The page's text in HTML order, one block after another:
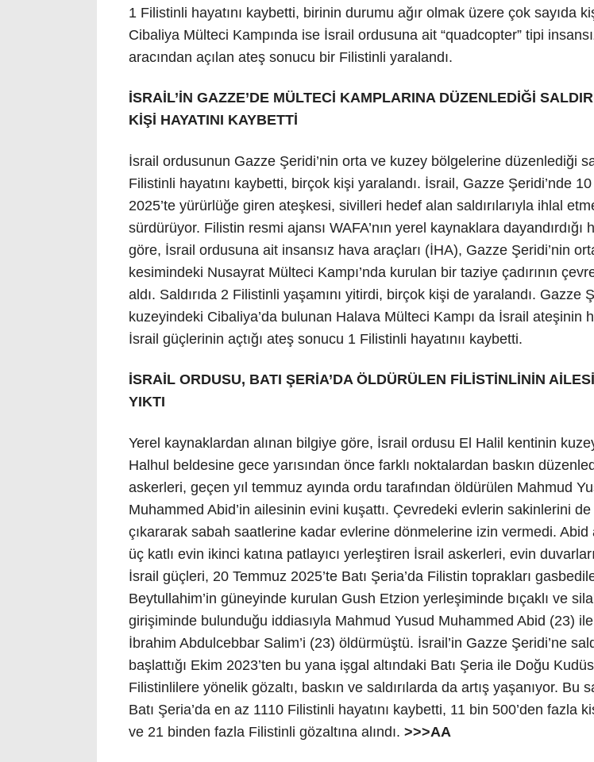
1 Filistinli hayatını kaybetti, birinin durumu ağır olmak üzere çok sayıda
Cibaliya Mülteci Kampında ise İsrail ordusuna ait “quadcopter” tipi
aracından açılan ateş sonucu bir Filistinli yaralandı.
İSRAİL’İN GAZZE’DE MÜLTECİ KAMPLARINA DÜZENLEDİĞİ
KİŞİ HAYATINI KAYBETTİ
İsrail ordusunun Gazze Şeridi’nin orta ve kuzey bölgelerine düzenlediği
Filistinli hayatını kaybetti, birçok kişi yaralandı. İsrail, Gazze Şeridi’nde
2025’te yürürlüğe giren ateşkesi, sivilleri hedef alan saldırılarıyla ihlal
sürdürüyor. Filistin resmi ajansı WAFA’nın yerel kaynaklara dayandırdığı
göre, İsrail ordusuna ait insansız hava araçları (İHA), Gazze Şeridi’nin
kesimindeki Nusayrat Mülteci Kampı’nda kurulan bir taziye çadırının
aldı. Saldırıda 2 Filistinli yaşamını yitirdi, birçok kişi de yaralandı. Gazze
kuzeyindeki Cibaliya’da bulunan Halava Mülteci Kampı da İsrail ateşinin
İsrail güçlerinin açtığı ateş sonucu 1 Filistinli hayatınıı kaybetti.
İSRAİL ORDUSU, BATI ŞERİA’DA ÖLDÜRÜLEN FİLİSTİNLİNİN
YIKTI
Yerel kaynaklardan alınan bilgiye göre, İsrail ordusu El Halil kentinin
Halhul beldesine gece yarısından önce farklı noktalardan baskın
askerleri, geçen yıl temmuz ayında ordu tarafından öldürülen Mahmud
Muhammed Abid’in ailesinin evini kuşattı. Çevredeki evlerin sakinlerini de
çıkararak sabah saatlerine kadar evlerine dönmelerine izin vermedi. Abid
üç katlı evin ikinci katına patlayıcı yerleştiren İsrail askerleri, evin
İsrail güçleri, 20 Temmuz 2025’te Batı Şeria’da Filistin toprakları
Beytullahim’in güneyinde kurulan Gush Etzion yerleşiminde bıçaklı ve
girişiminde bulunduğu iddiasıyla Mahmud Yusud Muhammed Abid​​​​​​​ (23)
İbrahim Abdulcebbar Salim’i (23) öldürmüştü. İsrail’in Gazze Şeridi’ne
başlattığı Ekim 2023’ten bu yana işgal altındaki Batı Şeria ile Doğu
Filistinlilere yönelik gözaltı, baskın ve saldırılarda da artış yaşanıyor. Bu
Batı Şeria’da en az 1110 Filistinli hayatını kaybetti, 11 bin 500’den fazla
ve 21 binden fazla Filistinli gözaltına alındı. >>>AA